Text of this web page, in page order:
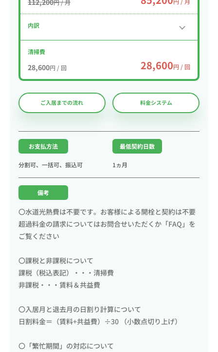
円 / 月
内訳
清掃費
28,600円 / 回 28,600円 / 回
ご入居までの流れ 料金システム
お支払方法
分割可、一括可、振込可
最低契約日数
1ヵ月
備考
〇水道光熱費は不要です。お客様による開栓と契約は不要
超過料金の請求についてはお問合せいただくか「FAQ」を
ご覧ください
〇課税と非課税について
課税（税込表記）・・・清掃費
非課税・・・賃料＆共益費
〇入居月と退去月の日割り計算について
日割料金＝（賃料+共益費）÷30 （小数点切り上げ）
〇「繁忙期間」の対応について